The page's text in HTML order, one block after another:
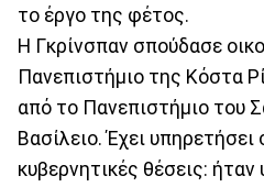
το έργο της φέτος.
Η Γκρίνσπαν σπούδασε
Πανεπιστήμιο της Κόστα
από το Πανεπιστήμιο του
Βασίλειο. Έχει υπηρετήσει
κυβερνητικές θέσεις: